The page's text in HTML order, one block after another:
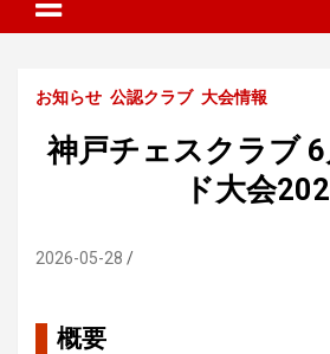
お知らせ 公認クラブ 大会情報
神戸チェスクラブ
ド大会
2026-05-28
概要